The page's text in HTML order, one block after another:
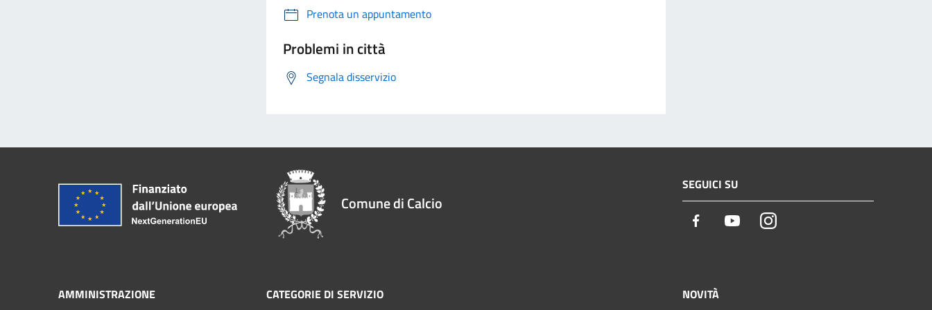
Prenota un appuntamento
Problemi in città
Segnala disservizio
Comune di Calcio
SEGUICI SU
Facebook YoutubeInstagram
AMMINISTRAZIONE CATEGORIE DI SERVIZIO NOVITÀ